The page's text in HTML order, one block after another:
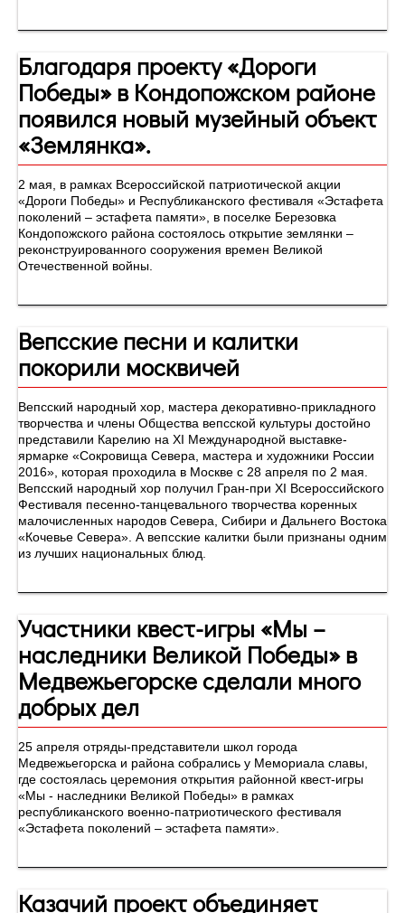
Благодаря проекту «Дороги
Победы» в Кондопожском районе
появился новый музейный объект
«Землянка».
2 мая, в рамках Всероссийской патриотической акции
«Дороги Победы» и Республиканского фестиваля «Эстафета
поколений – эстафета памяти», в поселке Березовка
Кондопожского района состоялось открытие землянки –
реконструированного сооружения времен Великой
Отечественной войны.
Вепсские песни и калитки
покорили москвичей
Вепсский народный хор, мастера декоративно-прикладного
творчества и члены Общества вепсской культуры достойно
представили Карелию на XI Международной выставке-
ярмарке «Сокровища Севера, мастера и художники России
2016», которая проходила в Москве с 28 апреля по 2 мая.
Вепсский народный хор получил Гран-при XI Всероссийского
Фестиваля песенно-танцевального творчества коренных
малочисленных народов Севера, Сибири и Дальнего Востока
«Кочевье Севера». А вепсские калитки были признаны одним
из лучших национальных блюд.
Участники квест-игры «Мы –
наследники Великой Победы» в
Медвежьегорске сделали много
добрых дел
25 апреля отряды-представители школ города
Медвежьегорска и района собрались у Мемориала славы,
где состоялась церемония открытия районной квест-игры
«Мы - наследники Великой Победы» в рамках
республиканского военно-патриотического фестиваля
«Эстафета поколений – эстафета памяти».
Казачий проект объединяет